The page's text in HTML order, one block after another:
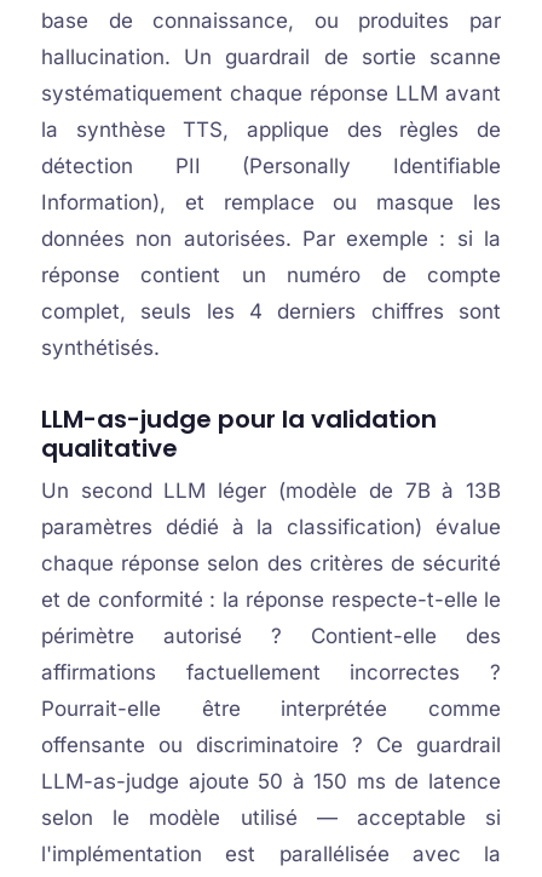
base de connaissance, ou produites par
hallucination. Un guardrail de sortie scanne
systématiquement chaque réponse LLM avant
la synthèse TTS, applique des règles de
détection PII (Personally Identifiable
Information), et remplace ou masque les
données non autorisées. Par exemple : si la
réponse contient un numéro de compte
complet, seuls les 4 derniers chiffres sont
synthétisés.
LLM-as-judge pour la validation
qualitative
Un second LLM léger (modèle de 7B à 13B
paramètres dédié à la classification) évalue
chaque réponse selon des critères de sécurité
et de conformité : la réponse respecte-t-elle le
périmètre autorisé ? Contient-elle des
affirmations factuellement incorrectes ?
Pourrait-elle être interprétée comme
offensante ou discriminatoire ? Ce guardrail
LLM-as-judge ajoute 50 à 150 ms de latence
selon le modèle utilisé — acceptable si
l'implémentation est parallélisée avec la